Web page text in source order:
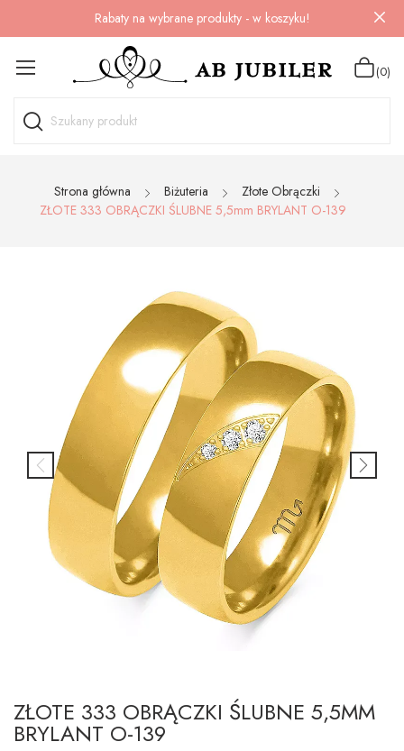
Rabaty na wybrane produkty - w koszyku!
(0)
Strona główna Biżuteria
Złote Obrączki
ZŁOTE 333 OBRĄCZKI ŚLUBNE 5,5mm BRYLANT O-139
ZŁOTE 333 OBRĄCZKI ŚLUBNE 5,5MM
BRYLANT O-139